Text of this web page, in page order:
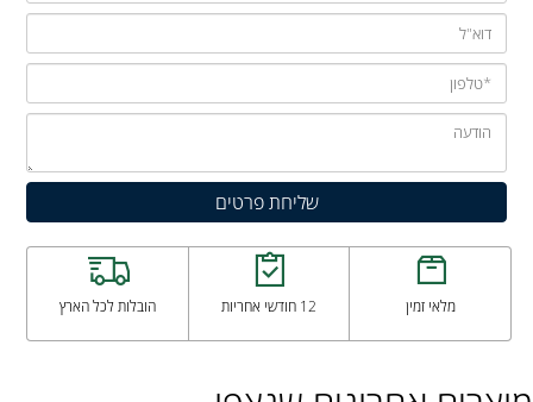
מלאי זמין 12 חודשי אחריות הובלות לכל הארץ